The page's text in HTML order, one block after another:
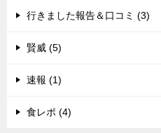
行きました報告＆口コミ (3)
賢威 (5)
速報 (1)
食レポ (4)